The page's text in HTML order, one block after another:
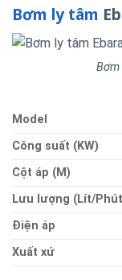
Bơm ly tâm
Model
Công suất (KW)
Cột áp (M)
Lưu lượng (Lít/
Điện áp
Xuất xứ